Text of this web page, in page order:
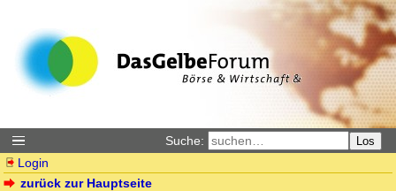
Suche: Los
Login
zurück zur Hauptseite